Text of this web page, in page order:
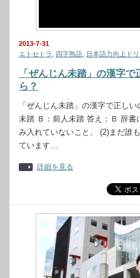
2013-7-31
エトセトラ
四字熟語 日本語力向上ド
「ぜんじん未踏」の漢字
ら？
「ぜんじん未踏」の漢字で正し
未踏 Ｂ：前人未踏 答え：Ｂ 辞書
み入れていないこと、 (2)まだ誰
ています…
詳細を見る